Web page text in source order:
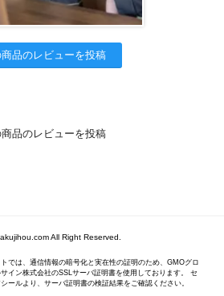
商品のレビューを投稿
商品のレビューを投稿
All Right Reserved.
トでは、通信情報の暗号化と実在性の証明のため、GMOグロ
イン株式会社のSSLサーバ証明書を使用しております。 セ
ールより、サーバ証明書の検証結果をご確認ください。